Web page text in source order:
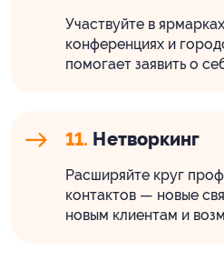
Участвуйте в
конференциях и
помогает заявить о
11. Нетворкинг
Расширяйте круг
контактов — новые
новым клиентам и